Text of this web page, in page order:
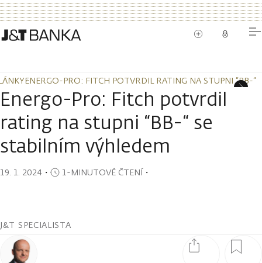
ENERGO-PRO: FITCH POTVRDIL RATING NA STUPNI “BB-“
ENERGO-PRO: FITCH POTVRDIL RATING NA STUPNI “BB-“
Energo-Pro: Fitch potvrdil
rating na stupni “BB-“ se
stabilním výhledem
19. 1. 2024 ・ 1-MINUTOVÉ ČTENÍ・
J&T SPECIALISTA